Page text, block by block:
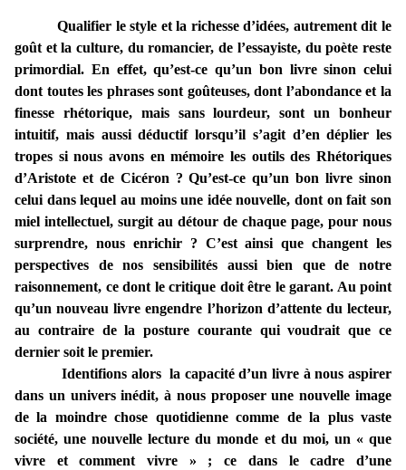
Qualifier le style et la richesse d’idées, autrement dit le
goût et la culture, du romancier, de l’essayiste, du poète reste
primordial. En effet, qu’est-ce qu’un bon livre sinon celui
dont toutes les phrases sont goûteuses, dont l’abondance et la
finesse rhétorique, mais sans lourdeur, sont un bonheur
intuitif, mais aussi déductif lorsqu’il s’agit d’en déplier les
tropes si nous avons en mémoire les outils des Rhétoriques
d’Aristote et de Cicéron ? Qu’est-ce qu’un bon livre sinon
celui dans lequel au moins une idée nouvelle, dont on fait son
miel intellectuel, surgit au détour de chaque page, pour nous
surprendre, nous enrichir ? C’est ainsi que changent les
perspectives de nos sensibilités aussi bien que de notre
raisonnement, ce dont le critique doit être le garant. Au point
qu’un nouveau livre engendre l’horizon d’attente du lecteur,
au contraire de la posture courante qui voudrait que ce
dernier soit le premier.
Identifions alors la capacité d’un livre à nous aspirer
dans un univers inédit, à nous proposer une nouvelle image
de la moindre chose quotidienne comme de la plus vaste
société, une nouvelle lecture du monde et du moi, un « que
vivre et comment vivre » ; ce dans le cadre d’une